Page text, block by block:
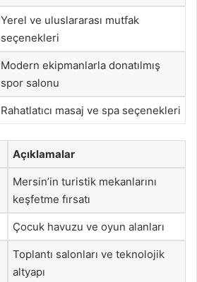
Yerel ve uluslararası mutfak
seçenekleri
Modern ekipmanlarla donatılmış
spor salonu
Rahatlatıcı masaj ve spa seçenekleri
Açıklamalar
Mersin’in turistik mekanlarını
keşfetme fırsatı
Çocuk havuzu ve oyun alanları
Toplantı salonları ve teknolojik
altyapı